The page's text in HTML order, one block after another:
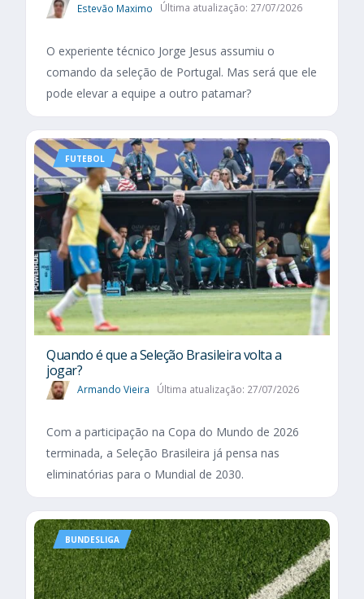
Estevão Maximo Última atualização: 27/07/2026
O experiente técnico Jorge Jesus assumiu o
comando da seleção de Portugal. Mas será que ele
pode elevar a equipe a outro patamar?
FUTEBOL
Quando é que a Seleção Brasileira volta a
jogar?
Armando Vieira Última atualização: 27/07/2026
Com a participação na Copa do Mundo de 2026
terminada, a Seleção Brasileira já pensa nas
eliminatórias para o Mundial de 2030.
BUNDESLIGA